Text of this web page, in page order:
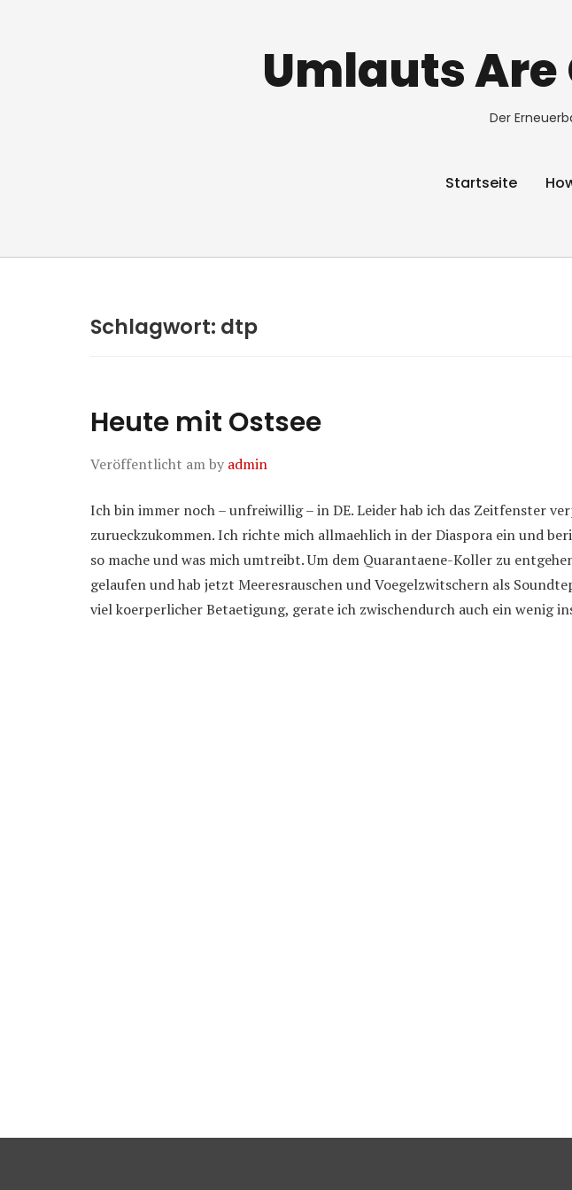
Umlauts
Der
Startseite
Schlagwort: dtp
Heute mit Ostsee
Veröffentlicht amby admin
Ich bin immer noch – unfreiwillig – in DE. Leider hab ich das Zeitfenster
zurueckzukommen. Ich richte mich allmaehlich in der Diaspora ein und
so mache und was mich umtreibt. Um dem Quarantaene-Koller zu
gelaufen und hab jetzt Meeresrauschen und Voegelzwitschern als
viel koerperlicher Betaetigung, gerate ich zwischendurch auch ein wenig